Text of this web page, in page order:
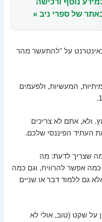
נוסף ורכישה
של ספרי ניב »
על "להתעשר מהר
המעשיות, ולפעמים
ולא, אתם לא צריכים
שצריך לדעת: מה
אפשר להרוויח, וגם כמה
גם ללמוד דבר או שניים
על שקט (טוב, אולי לא